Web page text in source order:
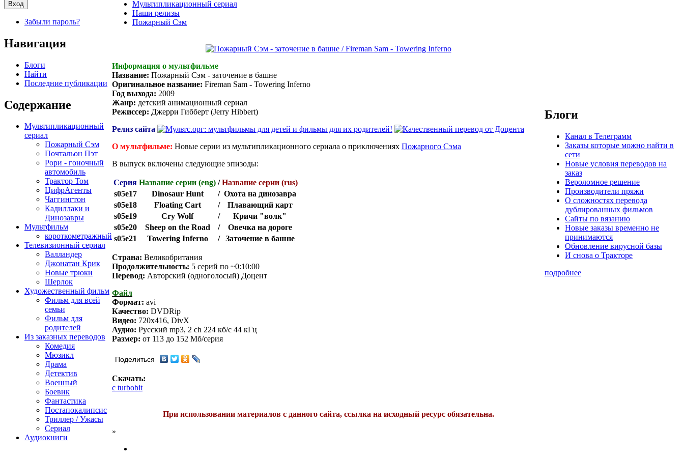
Забыли пароль?
Навигация
Блоги
Найти
Последние публикации
Содержание
Мультипликационный
сериал
Пожарный Сэм
Почтальон Пэт
Рори - гоночный
автомобиль
Трактор Том
ЦифрАгенты
Чаггингтон
Кадиллаки и
Динозавры
Мультфильм
короткометражный
Телевизионный сериал
Валландер
Джонатан Крик
Новые трюки
Шерлок
Художественный фильм
Фильм для всей
семьи
Фильм для
родителей
Из заказных переводов
Комедия
Мюзикл
Драма
Детектив
Военный
Боевик
Фантастика
Постапокалипсис
Триллер / Ужасы
Сериал
Аудиокниги
Мультипликационный сериал
Наши релизы
Пожарный Сэм
Информация о мультфильме
Название: Пожарный Сэм - заточение в башне
Оригинальное название: Fireman Sam - Towering Inferno
Год выхода: 2009
Жанр: детский анимационный сериал
Режиссер: Джерри Гибберт (Jerry Hibbert)
Релиз сайта
О мультфильме: Новые серии из мультипликационного сериала о приключениях Пожарного Сэма
В выпуск включены следующие эпизоды:
Серия Название серии (eng) / Название серии (rus)
s05e17
Dinosaur Hunt / Охота на динозавра
s05e18
Floating Cart /
Плавающий карт
s05e19
Cry Wolf /
Кричи "волк"
s05e20
Sheep on the Road /
Овечка на дороге
s05e21
Towering Inferno / Заточение в башне
Страна: Великобритания
Продолжительность: 5 серий по ~0:10:00
Перевод: Авторский (одноголосый) Доцент
Файл
Формат: avi
Качество: DVDRip
Видео: 720x416, DivX
Аудио: Русский mp3, 2 ch 224 кб/с 44 кГц
Размер: от 113 до 152 Mб/серия
Поделиться
Скачать:
с turbobit
При использовании материалов с данного сайта, ссылка на исходный ресурс обязательна.
»
Блоги
Канал в Телеграмм
Заказы которые можно найти в
сети
Новые условия переводов на
заказ
Вероломное решение
Производители пряжи
О сложностях перевода
дублированных фильмов
Сайты по вязанию
Новые заказы временно не
принимаются
Обновление вирусной базы
И снова о Тракторе
подробнее